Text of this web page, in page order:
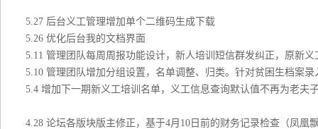
5.27 后台义工管理增加单个二维码生成下载
5.26 优化后台我的文档界面
5.11 管理团队每周周报功能设计，新人培训短信群发纠正，原新
5.10 管理团队增加分组设置，名单调整、归类。针对贫困生档案
5.4 增加下一期新义工培训名单，义工信息查询默认值不再为老
4.28 论坛各版块版主修正，基于4月10日前的财务记录检查（凤凰